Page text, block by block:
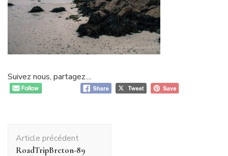
Suivez nous, partagez....
d'article
Article précédent
RoadTripBreton-89